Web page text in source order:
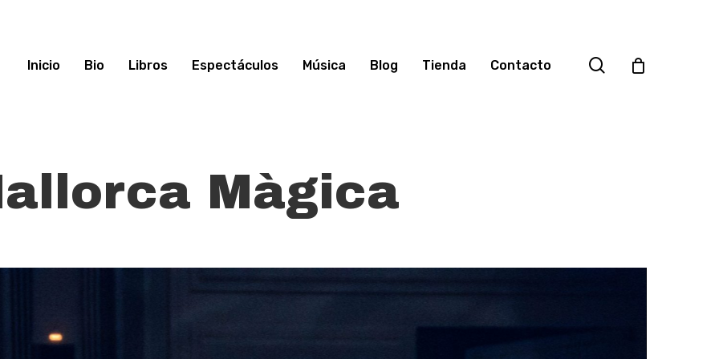
Inicio Bio Libros Espectáculos Música Blog Tienda Contacto search
Màgica